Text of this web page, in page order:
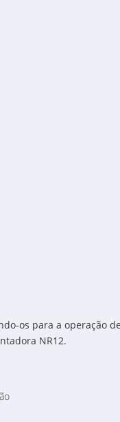
os para a operação
NR12.